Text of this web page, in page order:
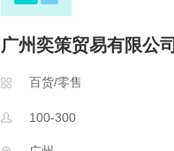
广州奕策贸易有限公司
百货/零售
100-300